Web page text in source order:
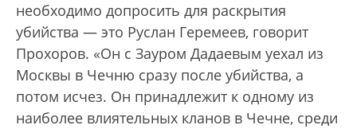
необходимо допросить для раскрытия
убийства — это Руслан Геремеев, говорит
Прохоров. «Он с Зауром Дадаевым уехал из
Москвы в Чечню сразу после убийства, а
потом исчез. Он принадлежит к одному из
наиболее влиятельных кланов в Чечне, среди